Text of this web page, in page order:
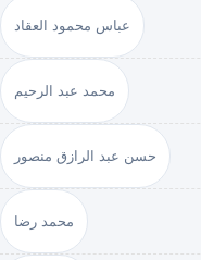
عباس محمود العقاد
محمد عبد الرحيم
حسن عبد الرازق منصور
محمد رضا